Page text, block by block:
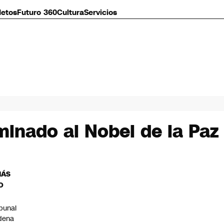
Futuro 360CulturaServicios
al Nobel de la